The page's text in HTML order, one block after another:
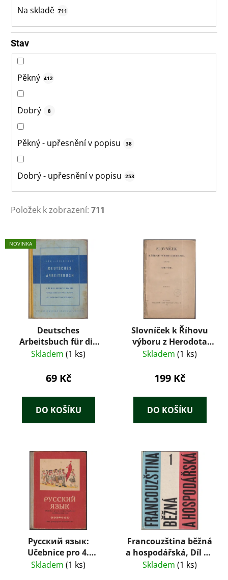
ů
Na skladě 711
Stav
Pěkný 412
Dobrý 8
Pěkný - upřesnění v popisu 38
Dobrý - upřesnění v popisu 253
Položek k zobrazení: 711
V
ý
NOVINKA
Deutsches
Arbeitsbuch für die
sechste Klasse
Mittelschulen – Alois
Krječmar (1936)
Skladem (1 ks)
69 Kč
DO KOŠÍKU
Slovníček k Říhovu
výboru z Herodota
(1932) – Josef Říha
Skladem (1 ks)
199 Kč
DO KOŠÍKU
Русский язык:
Učebnice pro 4.
ročník všeobecně
Skladem (1 ks)
Francouzština běžná
a hospodářská, Díl 1 –
Josef Hendrich,
Skladem (1 ks)